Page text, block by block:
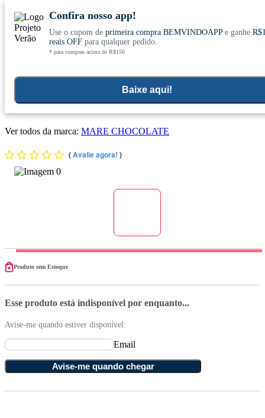
Conheça nosso site novo! E comemore com 0
Confira nosso app!
Use o cupom de primeira compra BEMVINDOAPPe ganhe
reais OFFpara qualquer pedido.
* para compras acima de R$150
Baixe aqui!
Barra de Chocolate 72% Cacau Adoçado com Maçã 80g -
Ver todos da marca: MARE CHOCOLATE
(Avalie agora! )
Produto sem Estoque
Esse produto está indisponível por enquanto...
Avise-me quando estiver disponível:
Email
Avise-me quando chegar